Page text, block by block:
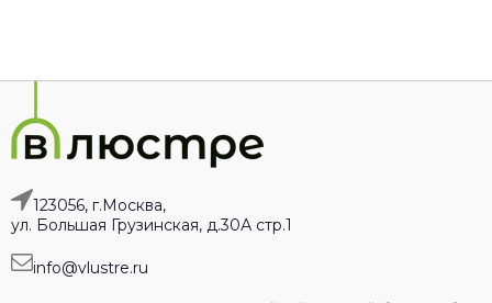
123056, г.Москва,
ул. Большая Грузинская, д.30А стр.1
info@vlustre.ru